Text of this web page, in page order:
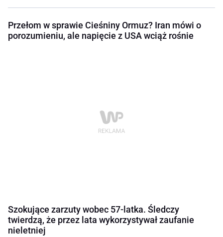
Przełom w sprawie Cieśniny Ormuz? Iran mówi o
porozumieniu, ale napięcie z USA wciąż rośnie
Szokujące zarzuty wobec 57-latka. Śledczy
twierdzą, że przez lata wykorzystywał zaufanie
nieletniej